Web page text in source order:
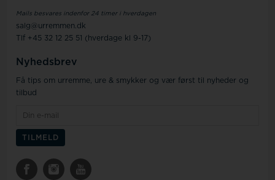
Mails besvares indenfor 24 timer i hverdagen
salg@urremmen.dk
Tlf +45 32 12 25 51 (hverdage kl 9-17)
Nyhedsbrev
Få tips om urremme, ure & smykker og vær først til nyheder og
tilbud